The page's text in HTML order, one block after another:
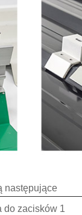
następujące
do zacisków 1